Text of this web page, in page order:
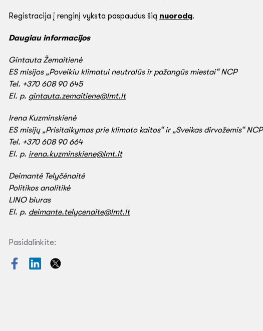
Registracija į renginį vyksta paspaudus šią nuorodą.
Daugiau informacijos
Gintauta Žemaitienė
ES misijos „Poveikiu klimatui neutralūs ir pažangūs miestai“ NCP
Tel. +370 608 90 645
El. p. gintauta.zemaitiene@lmt.lt
Irena Kuzminskienė
ES misijų „Prisitaikymas prie klimato kaitos“ ir „Sveikas dirvožemis“ NCP
Tel. +370 608 90 664
El. p. irena.kuzminskiene@lmt.lt
Deimantė Telyčėnaitė
Politikos analitikė
LINO biuras
El. p. deimante.telycenaite@lmt.lt
Pasidalinkite: